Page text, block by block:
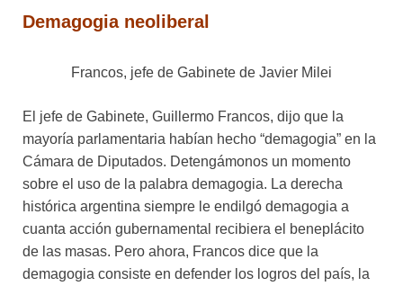
Demagogia neoliberal
Francos, jefe de Gabinete de Javier Milei
El jefe de Gabinete, Guillermo Francos, dijo que la
mayoría parlamentaria habían hecho “demagogia” en la
Cámara de Diputados. Detengámonos un momento
sobre el uso de la palabra demagogia. La derecha
histórica argentina siempre le endilgó demagogia a
cuanta acción gubernamental recibiera el beneplácito
de las masas. Pero ahora, Francos dice que la
demagogia consiste en defender los logros del país, la